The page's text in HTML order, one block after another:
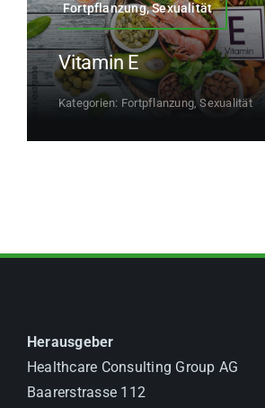
Fortpflanzung, Sexualität
Vitamin E
Kategorien: Fortpflanzung, Sexualität
Herausgeber
Healthcare Consulting Group AG
Baarerstrasse 112